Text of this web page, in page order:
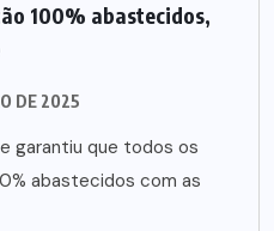
100% abastecidos,
DE 2025
garantiu que todos os
abastecidos com as